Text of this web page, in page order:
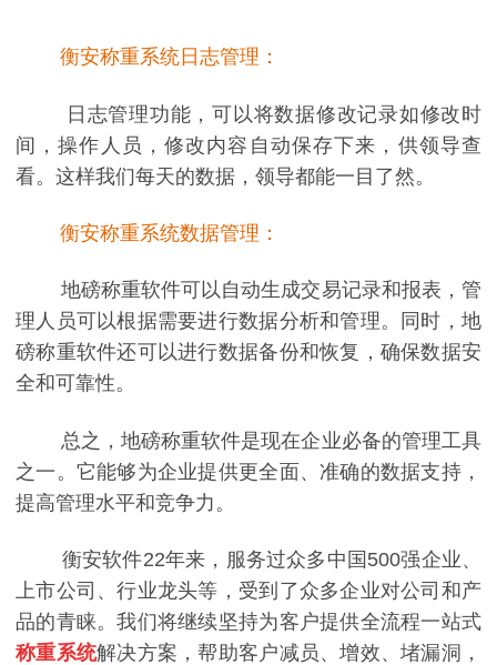
衡安称重系统日志管理：
日志管理功能，可以将数据修改记录如修改时
间，操作人员，修改内容自动保存下来，供领导查
看。这样我们每天的数据，领导都能一目了然。
衡安称重系统数据管理：
地磅称重软件可以自动生成交易记录和报表，管
理人员可以根据需要进行数据分析和管理。同时，地
磅称重软件还可以进行数据备份和恢复，确保数据安
全和可靠性。
总之，地磅称重软件是现在企业必备的管理工具
之一。它能够为企业提供更全面、准确的数据支持，
提高管理水平和竞争力。
衡安软件22年来，服务过众多中国500强企业、
上市公司、行业龙头等，受到了众多企业对公司和产
品的青睐。我们将继续坚持为客户提供全流程一站式
称重系统解决方案，帮助客户减员、增效、堵漏洞，